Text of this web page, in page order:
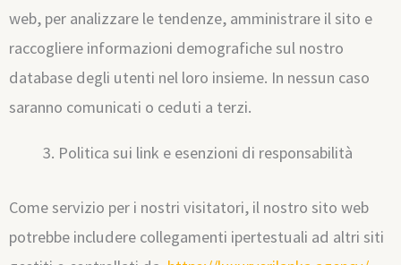
web, per analizzare le tendenze, amministrare il sito e
raccogliere informazioni demografiche sul nostro
database degli utenti nel loro insieme. In nessun caso
saranno comunicati o ceduti a terzi.
Politica sui link e esenzioni di responsabilità
Come servizio per i nostri visitatori, il nostro sito web
potrebbe includere collegamenti ipertestuali ad altri siti